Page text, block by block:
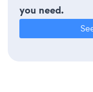
you need.